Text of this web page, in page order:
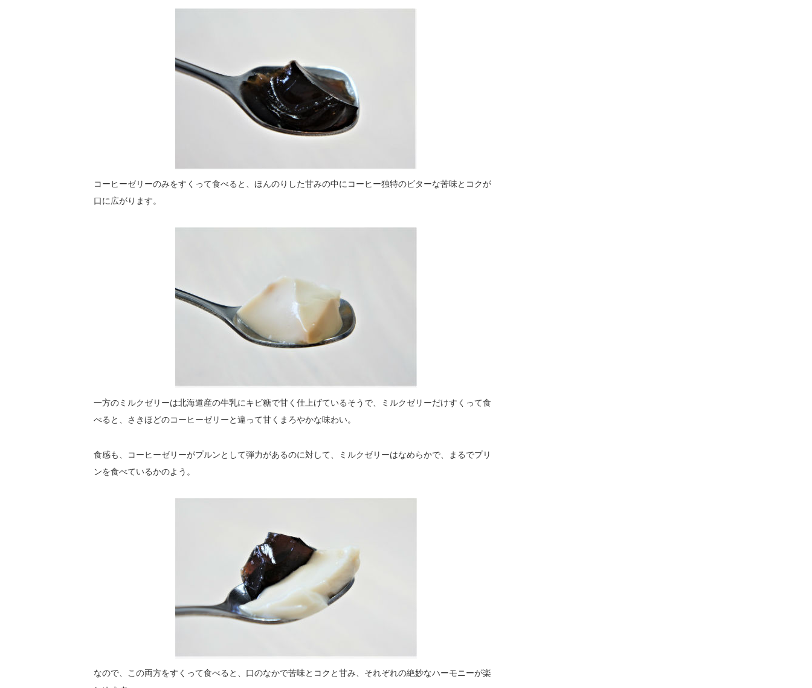
コーヒーゼリーのみをすくって食べると、ほんのりした甘みの中にコーヒー独特のビターな苦味とコクが
口に広がります。
一方のミルクゼリーは北海道産の牛乳にキビ糖で甘く仕上げているそうで、ミルクゼリーだけすくって食
べると、さきほどのコーヒーゼリーと違って甘くまろやかな味わい。
食感も、コーヒーゼリーがプルンとして弾力があるのに対して、ミルクゼリーはなめらかで、まるでプリ
ンを食べているかのよう。
なので、この両方をすくって食べると、口のなかで苦味とコクと甘み、それぞれの絶妙なハーモニーが楽